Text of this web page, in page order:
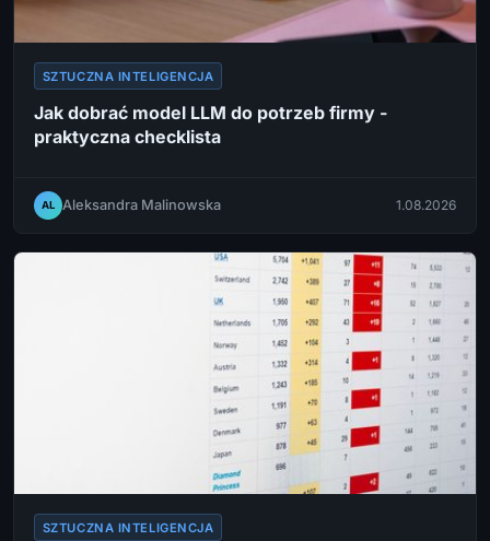
SZTUCZNA INTELIGENCJA
Jak dobrać model LLM do potrzeb firmy -
praktyczna checklista
AL Aleksandra Malinowska 1.08.2026
SZTUCZNA INTELIGENCJA